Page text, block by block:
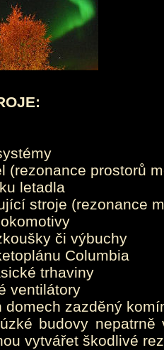
(rezonance prostorů
letadla
stroje (rezonance
či výbuchy
Columbia
trhaviny
ventilátory
domech zazděný
budovy
vytvářet škodlivé